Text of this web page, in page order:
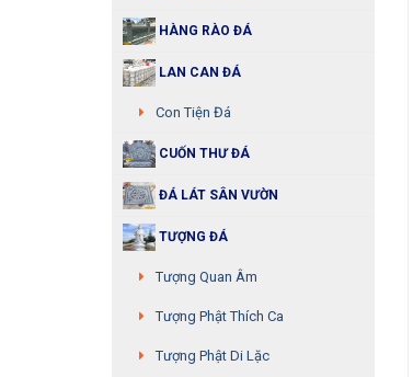
HÀNG RÀO ĐÁ
LAN CAN ĐÁ
Con Tiện Đá
CUỐN THƯ ĐÁ
ĐÁ LÁT SÂN VƯỜN
TƯỢNG ĐÁ
Tượng Quan Âm
Tượng Phật Thích Ca
Tượng Phật Di Lặc